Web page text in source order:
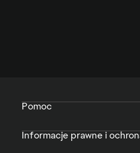
Pomoc
Informacje prawne i